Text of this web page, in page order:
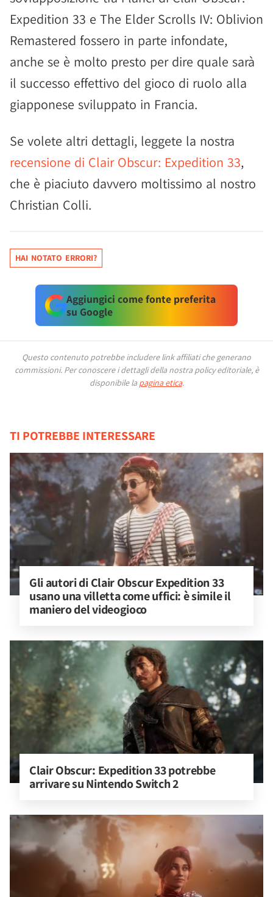
Expedition 33 e The Elder Scrolls IV: Oblivion
Remastered fossero in parte infondate,
anche se è molto presto per dire quale sarà
il successo effettivo del gioco di ruolo alla
giapponese sviluppato in Francia.
Se volete altri dettagli, leggete la nostra
recensione di Clair Obscur: Expedition 33,
che è piaciuto davvero moltissimo al nostro
Christian Colli.
HAI NOTATO ERRORI?
Aggiungici come fonte preferita
su Google
Questo contenuto potrebbe includere link affiliati che generano
commissioni. Per conoscere i dettagli della nostra policy editoriale, è
disponibile la pagina etica.
TI POTREBBE INTERESSARE
Gli autori di Clair Obscur Expedition 33
usano una villetta come uffici: è simile il
maniero del videogioco
Clair Obscur: Expedition 33 potrebbe
arrivare su Nintendo Switch 2